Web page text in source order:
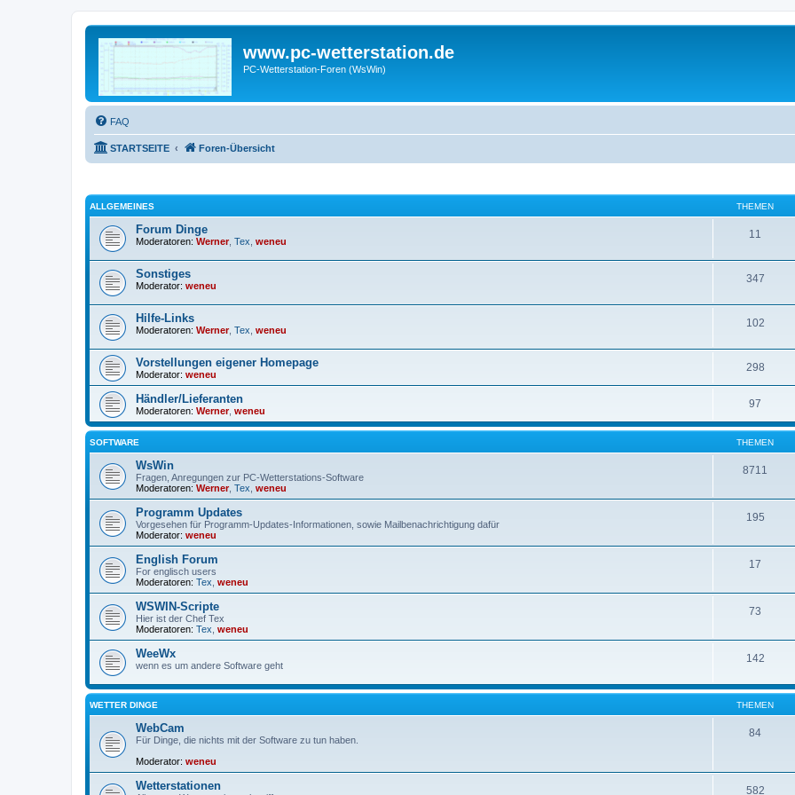
www.pc-wetterstation.de
PC-Wetterstation-Foren (WsWin)
FAQ
STARTSEITE Foren-Übersicht
ALLGEMEINES THEMEN
Forum Dinge
Moderatoren: Werner, Tex weneu
11
Sonstiges
Moderator: weneu
347
Hilfe-Links
Moderatoren: Werner, Tex weneu
102
Vorstellungen eigener Homepage
Moderator: weneu
298
Händler/Lieferanten
Moderatoren: Werner, weneu
97
SOFTWARE THEMEN
WsWin
Fragen, Anregungen zur PC-Wetterstations-Software
Moderatoren: Werner, Tex weneu
8711
Programm Updates
Vorgesehen für Programm-Updates-Informationen, sowie Mailbenachrichtigung dafür
Moderator: weneu
195
English Forum
For englisch users
Moderatoren: Tex weneu
17
WSWIN-Scripte
Hier ist der Chef Tex
Moderatoren: Tex weneu
73
WeeWx
wenn es um andere Software geht
142
WETTER DINGE THEMEN
WebCam
Für Dinge, die nichts mit der Software zu tun haben.
Moderator: weneu
84
Wetterstationen 582